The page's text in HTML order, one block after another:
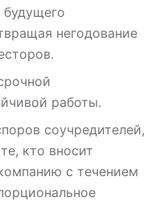
будущего
негодование
работы.
соучредителей,
кто вносит
с течением